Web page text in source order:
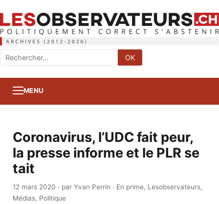
Rechercher
:
OK
MENU
Coronavirus, l’UDC fait peur,
la presse informe et le PLR se
tait
12 mars 2020 · par Yvan Perrin · En prime, Lesobservateurs,
Médias, Politique